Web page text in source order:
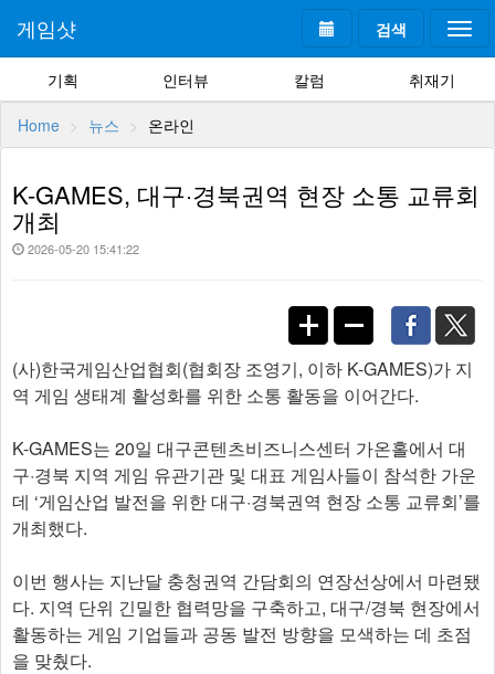
검색
게임샷
기획 인터뷰 칼럼 취재기
Home 뉴스 온라인
K-GAMES, 대구·경북권역 현장 소통 교류회
개최
2026-05-20 15:41:22
(사)한국게임산업협회(협회장 조영기, 이하 K-GAMES)가 지
역 게임 생태계 활성화를 위한 소통 활동을 이어간다.
K-GAMES는 20일 대구콘텐츠비즈니스센터 가온홀에서 대
구·경북 지역 게임 유관기관 및 대표 게임사들이 참석한 가운
데 ‘게임산업 발전을 위한 대구·경북권역 현장 소통 교류회’를
개최했다.
이번 행사는 지난달 충청권역 간담회의 연장선상에서 마련됐
다. 지역 단위 긴밀한 협력망을 구축하고, 대구/경북 현장에서
활동하는 게임 기업들과 공동 발전 방향을 모색하는 데 초점
을 맞췄다.